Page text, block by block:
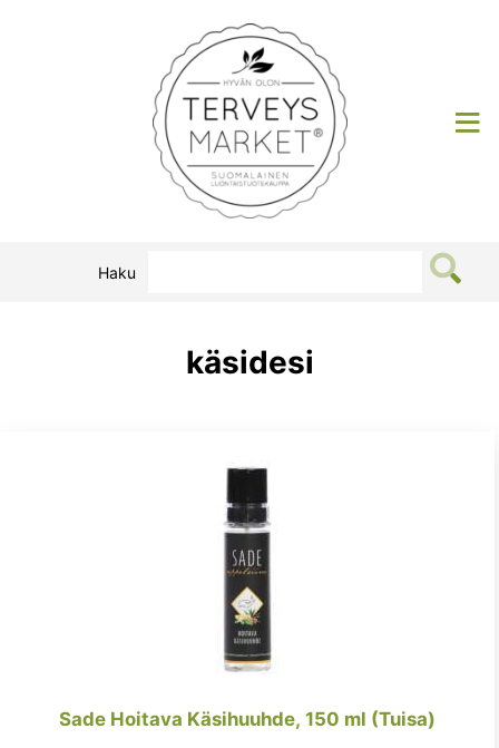
Terveysmarket
Haku
käsidesi
Sade Hoitava Käsihuuhde, 150 ml (Tuisa)